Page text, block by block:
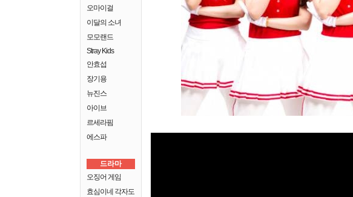
오마이걸
이달의 소녀
모모랜드
Stray Kids
안효섭
장기용
뉴진스
아이브
르세라핌
에스파
드라마
오징어 게임
효심이네 각자도